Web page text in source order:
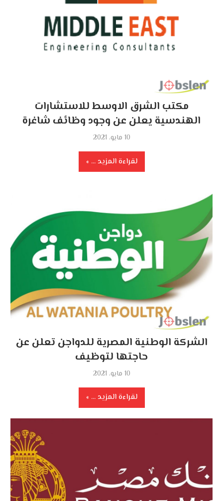
مكتب الشرق الاوسط للاستشارات
الهندسية يعلن عن وجود وظائف شاغرة
10 مايو، 2021
لقراءة المزيد ...
الشركة الوطنية المصرية للدواجن تعلن عن
حاجتها لتوظيف
10 مايو، 2021
لقراءة المزيد ...